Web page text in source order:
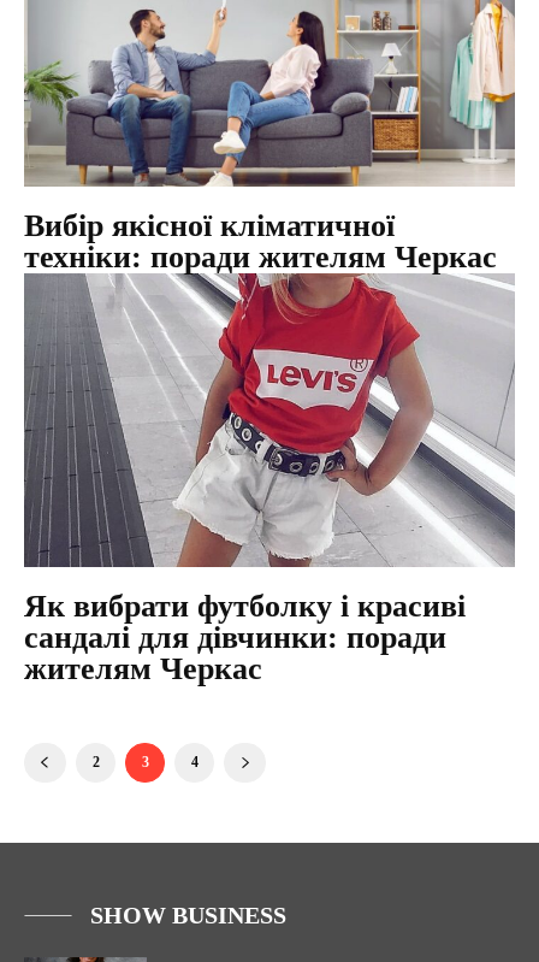
Вибір якісної кліматичної
техніки: поради жителям Черкас
Як вибрати футболку і красиві
сандалі для дівчинки: поради
жителям Черкас
2 3 4
SHOW BUSINESS